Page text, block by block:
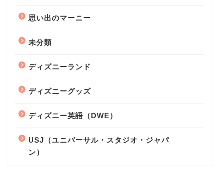
思い出のマーニー
未分類
ディズニーランド
ディズニーグッズ
ディズニー英語（DWE）
USJ（ユニバーサル・スタジオ・ジャパ
ン）